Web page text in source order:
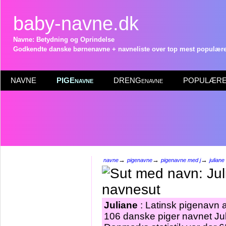
baby-navne.dk
Navne: Betydning og Oprindelse
Godkendte danske børnenavne + navneliste over top mest
NAVNE PIGEnavne DRENGenavne POPULÆRE
navne→ pigenavne→ pigenavne med j→ juliane
Juliane : Latinsk pigenavn
106 danske piger navnet